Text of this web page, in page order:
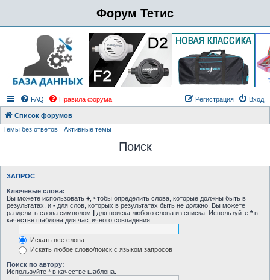
Форум Тетис
FAQ Правила форума Вход
Регистрация
Список форумов
Темы без ответов
Активные темы
Поиск
ЗАПРОС
Ключевые слова:
Вы можете использовать + , чтобы определить слова, которые должны быть в
результатах, и - для слов, которых в результатах быть не должно. Вы можете
разделить слова символом | для поиска любого слова из списка. Используйте * в
качестве шаблона для частичного совпадения.
Искать все слова
Искать любое слово/поиск с языком запросов
Поиск по автору:
Используйте * в качестве шаблона.